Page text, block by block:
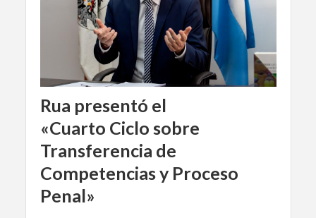
Rua presentó el
«Cuarto Ciclo sobre
Transferencia de
Competencias y Proceso
Penal»